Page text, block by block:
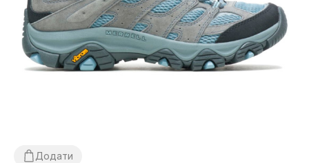
Додати